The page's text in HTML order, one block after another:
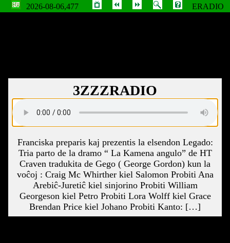
2026-08-06,477 ERADIO
3ZZZRADIO
Franciska preparis kaj prezentis la elsendon Legado:
Tria parto de la dramo “ La Kamena angulo” de HT
Craven tradukita de Gego ( George Gordon) kun la
voĉoj : Craig Mc Whirther kiel Salomon Probiti Ana
Arebiĉ-Juretiĉ kiel sinjorino Probiti William
Georgeson kiel Petro Probiti Lora Wolff kiel Grace
Brendan Price kiel Johano Probiti Kanto: […]